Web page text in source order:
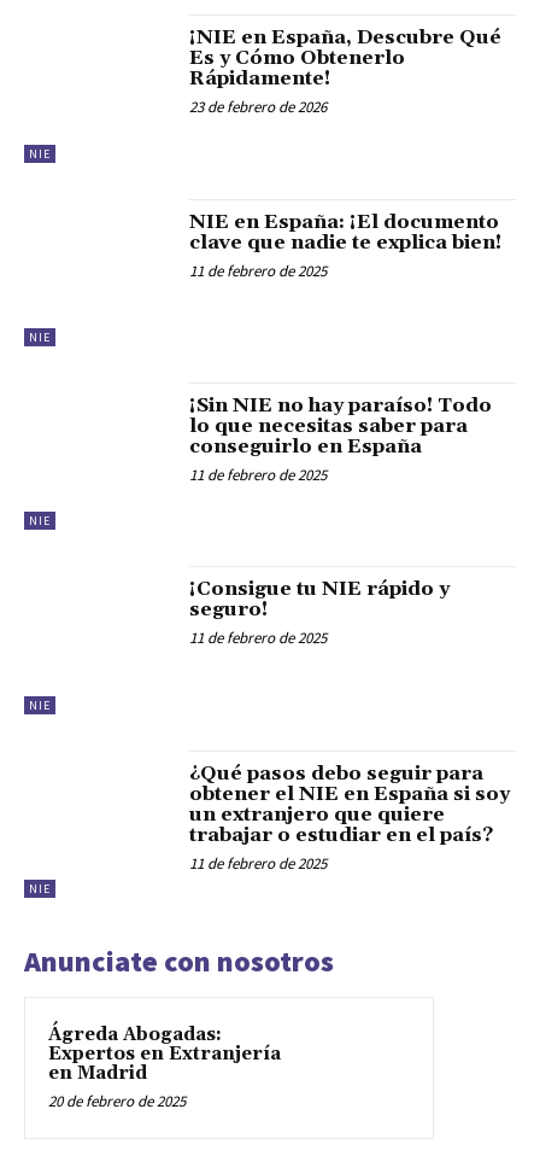
NIE
¡NIE en España, Descubre Qué
Es y Cómo Obtenerlo
Rápidamente!
23 de febrero de 2026
NIE
NIE en España: ¡El documento
clave que nadie te explica bien!
11 de febrero de 2025
NIE
¡Sin NIE no hay paraíso! Todo
lo que necesitas saber para
conseguirlo en España
11 de febrero de 2025
NIE
¡Consigue tu NIE rápido y
seguro!
11 de febrero de 2025
NIE
¿Qué pasos debo seguir para
obtener el NIE en España si soy
un extranjero que quiere
trabajar o estudiar en el país?
11 de febrero de 2025
Anunciate con nosotros
Ágreda Abogadas:
Expertos en Extranjería
en Madrid
20 de febrero de 2025